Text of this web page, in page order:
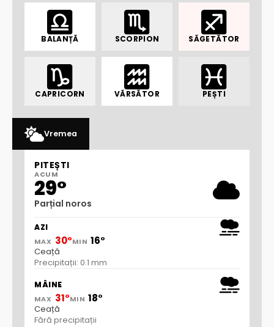
BALANȚĂ SCORPION SĂGETĂTOR
CAPRICORN VĂRSĂTOR PEȘTI
Vremea
PITEȘTI
ACUM
29°
Parțial noros
AZI
MAX 30°MIN 16°
Ceață
Precipitații: 0.1 mm
MÂINE
MAX 31°MIN 18°
Ceață
Fără precipitații